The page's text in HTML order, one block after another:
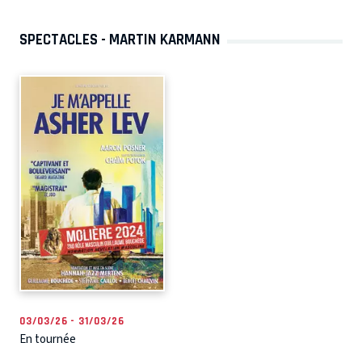
SPECTACLES - MARTIN KARMANN
03/03/26 - 31/03/26
En tournée